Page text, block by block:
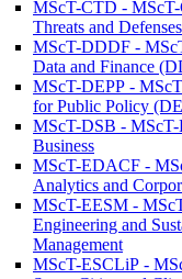
MScT-CTD - MScT-
Threats and Defenses
MScT-DDDF -
Data and Finance
MScT-DEPP -
for Public Policy
MScT-DSB - MScT-
Business
MScT-EDACF -
Analytics and
MScT-EESM -
Engineering and
Management
MScT-ESCLiP -